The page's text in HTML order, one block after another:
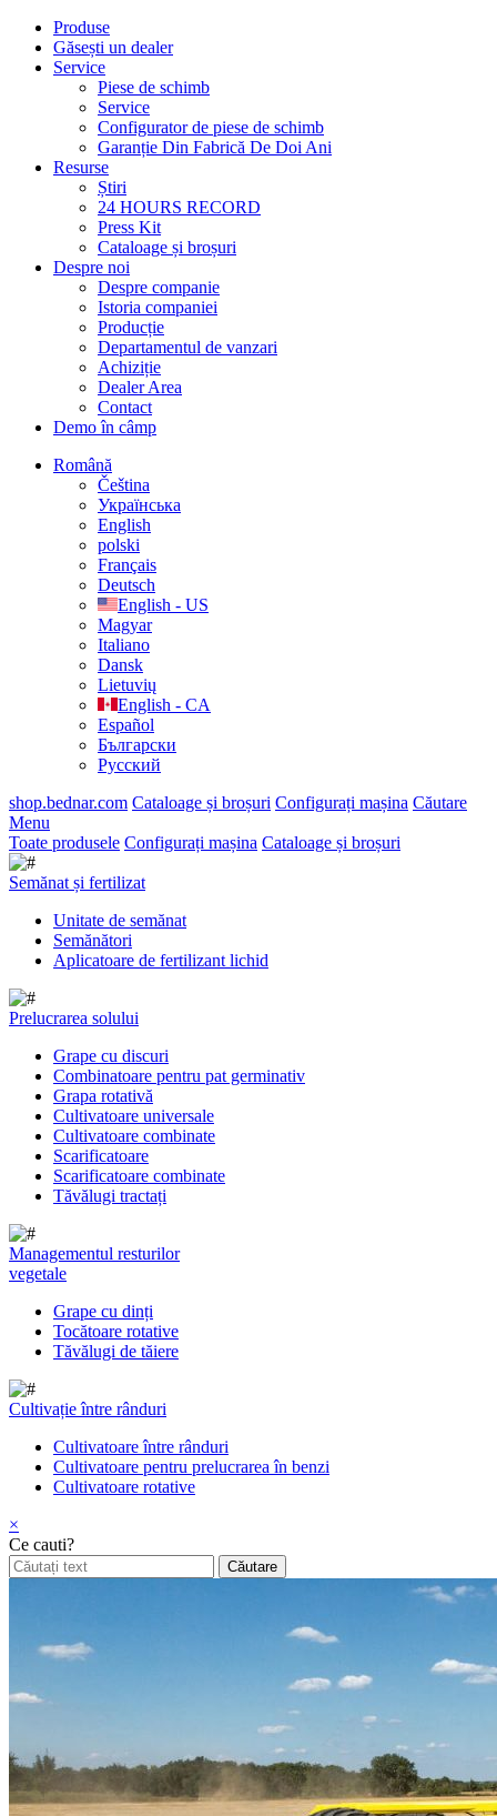
Produse
Găsești un dealer
Service
Piese de schimb
Service
Configurator de piese de schimb
Garanție Din Fabrică De Doi Ani
Resurse
Știri
24 HOURS RECORD
Press Kit
Cataloage și broșuri
Despre noi
Despre companie
Istoria companiei
Producție
Departamentul de vanzari
Achiziție
Dealer Area
Contact
Demo în câmp
Română
Čeština
Українська
English
polski
Français
Deutsch
English - US
Magyar
Italiano
Dansk
Lietuvių
English - CA
Español
Български
Русский
shop.bednar.com Cataloage și broșuri Configurați mașina Căutare
Menu
Toate produsele Configurați mașina Cataloage și broșuri
Semănat și fertilizat
Unitate de semănat
Semănători
Aplicatoare de fertilizant lichid
Prelucrarea solului
Grape cu discuri
Combinatoare pentru pat germinativ
Grapa rotativă
Cultivatoare universale
Cultivatoare combinate
Scarificatoare
Scarificatoare combinate
Tăvălugi tractați
Managementul resturilor
vegetale
Grape cu dinți
Tocătoare rotative
Tăvălugi de tăiere
Cultivație între rânduri
Cultivatoare între rânduri
Cultivatoare pentru prelucrarea în benzi
Cultivatoare rotative
×
Ce cauti?